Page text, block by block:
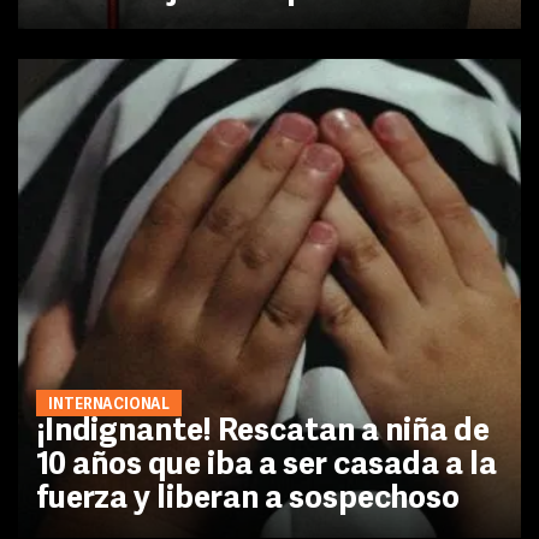
INTERNACIONAL
¡Indignante! Rescatan a niña de
10 años que iba a ser casada a la
fuerza y liberan a sospechoso